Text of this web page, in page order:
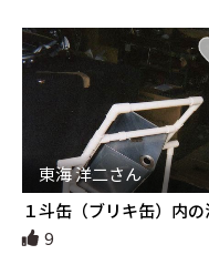
東海 洋二さん
１斗缶（ブリキ缶）内
小分け台
9